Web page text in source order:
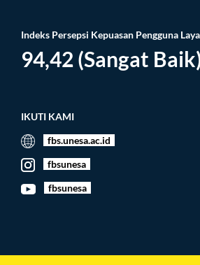
Indeks Persepsi Kepuasan Pengguna
94,42 (Sangat
IKUTI KAMI
fbs.unesa.ac.id
fbsunesa
fbsunesa